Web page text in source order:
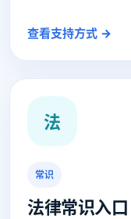
查看支持方式 →
法
常识
法律常识入口